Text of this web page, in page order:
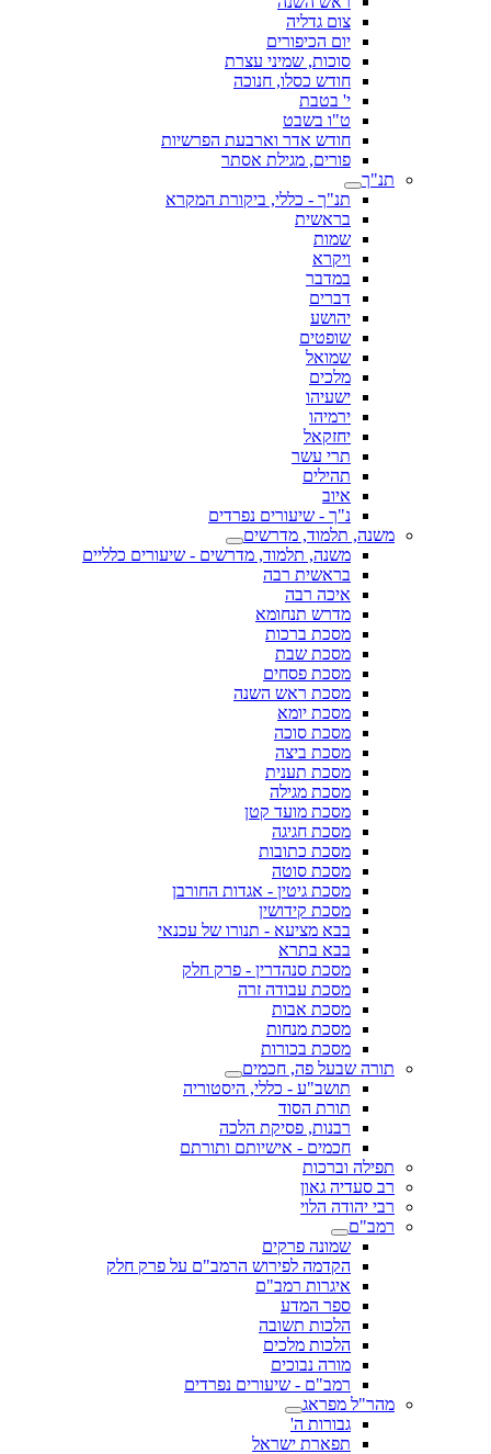
צום גדליה
יום הכיפורים
סוכות, שמיני עצרת
חודש כסלו, חנוכה
י' בטבת
ט"ו בשבט
חודש אדר וארבעת הפרשיות
פורים, מגילת אסתר
תנ"ך
תנ"ך - כללי, ביקורת המקרא
בראשית
שמות
ויקרא
במדבר
דברים
יהושע
שופטים
שמואל
מלכים
ישעיהו
ירמיהו
יחזקאל
תרי עשר
תהילים
איוב
נ"ך - שיעורים נפרדים
משנה, תלמוד, מדרשים
משנה, תלמוד, מדרשים - שיעורים כלליים
בראשית רבה
איכה רבה
מדרש תנחומא
מסכת ברכות
מסכת שבת
מסכת פסחים
מסכת ראש השנה
מסכת יומא
מסכת סוכה
מסכת ביצה
מסכת תענית
מסכת מגילה
מסכת מועד קטן
מסכת חגיגה
מסכת כתובות
מסכת סוטה
מסכת גיטין - אגדות החורבן
מסכת קידושין
בבא מציעא - תנורו של עכנאי
בבא בתרא
מסכת סנהדרין - פרק חלק
מסכת עבודה זרה
מסכת אבות
מסכת מנחות
מסכת בכורות
תורה שבעל פה, חכמים
תושב"ע - כללי, היסטוריה
תורת הסוד
רבנות, פסיקת הלכה
חכמים - אישיותם ותורתם
תפילה וברכות
רב סעדיה גאון
רבי יהודה הלוי
רמב"ם
שמונה פרקים
הקדמה לפירוש הרמב"ם על פרק חלק
איגרות רמב"ם
ספר המדע
הלכות תשובה
הלכות מלכים
מורה נבוכים
רמב"ם - שיעורים נפרדים
מהר"ל מפראג
גבורות ה'
תפארת ישראל